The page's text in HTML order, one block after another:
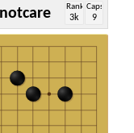
Rank
3k
Caps
9